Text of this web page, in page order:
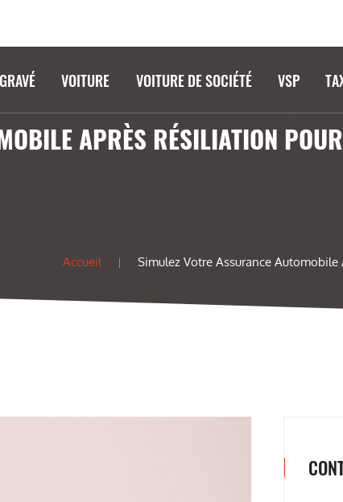
VOITURE VOITURE DE SOCIÉTÉ VSP
APRÈS RÉSILIATION
Accueil Simulez Votre Assurance